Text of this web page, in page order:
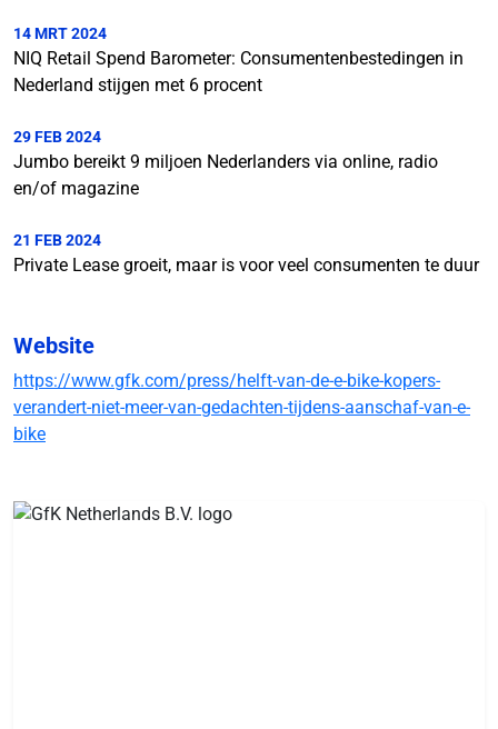
14 MRT 2024
NIQ Retail Spend Barometer: Consumentenbestedingen in
Nederland stijgen met 6 procent
29 FEB 2024
Jumbo bereikt 9 miljoen Nederlanders via online, radio
en/of magazine
21 FEB 2024
Private Lease groeit, maar is voor veel consumenten te duur
Website
https://www.gfk.com/press/helft-van-de-e-bike-kopers-
verandert-niet-meer-van-gedachten-tijdens-aanschaf-van-e-
bike